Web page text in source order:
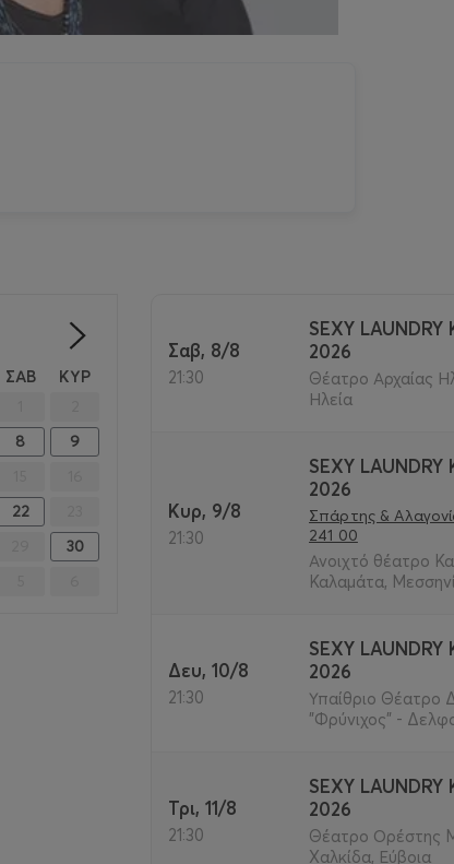
ΣΑΒ ΚΥΡ
8
9
22
30
Σαβ, 8/8
21:30
SEXY
2026
Θέατρο Αρχαίας
Ηλεία
Κυρ, 9/8
21:30
SEXY
2026
Σπάρτης &
241 00
Ανοιχτό θέατρο
Καλαμάτα,
Δευ, 10/8
21:30
SEXY
2026
Υπαίθριο Θέατρο
"Φρύνιχος" -
Τρι, 11/8
21:30
SEXY
2026
Θέατρο Ορέστης
Χαλκίδα, Εύβοια